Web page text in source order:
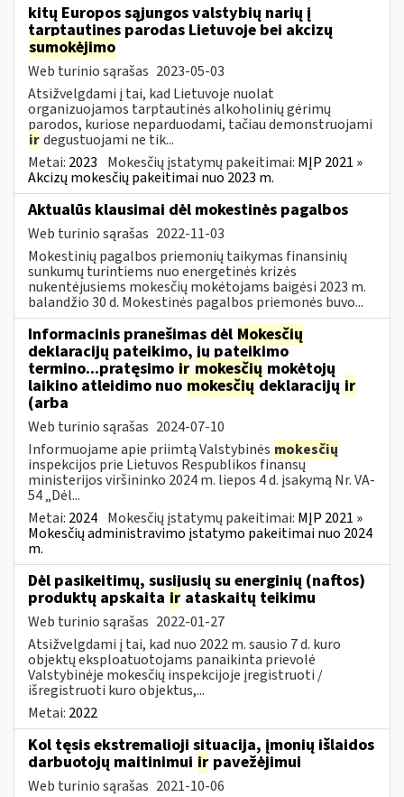
kitų Europos sąjungos valstybių narių į
tarptautines parodas Lietuvoje bei akcizų
sumokėjimo
Web turinio sąrašas 2023-05-03
Atsižvelgdami į tai, kad Lietuvoje nuolat
organizuojamos tarptautinės alkoholinių gėrimų
parodos, kuriose neparduodami, tačiau demonstruojami
irdegustuojami ne tik...
Metai: 2023 Mokesčių įstatymų pakeitimai: MĮP 2021 »
Akcizų mokesčių pakeitimai nuo 2023 m.
Aktualūs klausimai dėl mokestinės pagalbos
Web turinio sąrašas 2022-11-03
Mokestinių pagalbos priemonių taikymas finansinių
sunkumų turintiems nuo energetinės krizės
nukentėjusiems mokesčių mokėtojams baigėsi 2023 m.
balandžio 30 d. Mokestinės pagalbos priemonės buvo...
Informacinis pranešimas dėl Mokesčių
deklaracijų pateikimo, jų pateikimo
termino...pratęsimo ir mokesčių mokėtojų
laikino atleidimo nuomokesčiųdeklaracijų ir
(arba
Web turinio sąrašas 2024-07-10
Informuojame apie priimtą Valstybinės mokesčių
inspekcijos prie Lietuvos Respublikos finansų
ministerijos viršininko 2024 m. liepos 4 d. įsakymą Nr. VA-
54 „Dėl...
Metai: 2024 Mokesčių įstatymų pakeitimai: MĮP 2021 »
Mokesčių administravimo įstatymo pakeitimai nuo 2024
m.
Dėl pasikeitimų, susijusių su energinių (naftos)
produktų apskaita ir ataskaitų teikimu
Web turinio sąrašas 2022-01-27
Atsižvelgdami į tai, kad nuo 2022 m. sausio 7 d. kuro
objektų eksploatuotojams panaikinta prievolė
Valstybinėje mokesčių inspekcijoje įregistruoti /
išregistruoti kuro objektus,...
Metai: 2022
Kol tęsis ekstremalioji situacija, įmonių išlaidos
darbuotojų maitinimui ir pavežėjimui
Web turinio sąrašas 2021-10-06